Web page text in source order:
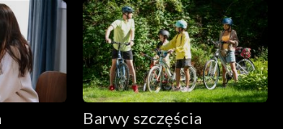
Barwy szczęścia